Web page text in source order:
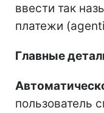
ввести так
платежи
Главные
пользователь